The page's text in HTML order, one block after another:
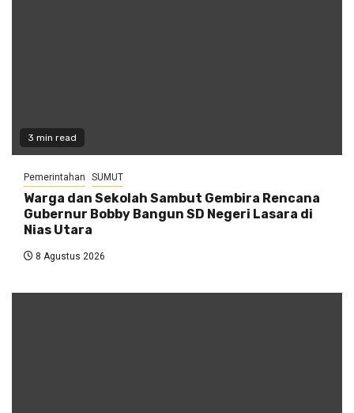
3 min read
Pemerintahan SUMUT
Warga dan Sekolah Sambut Gembira Rencana
Gubernur Bobby Bangun SD Negeri Lasara di
Nias Utara
8 Agustus 2026